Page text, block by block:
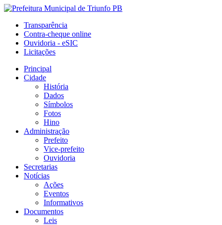
Transparência
Contra-cheque online
Ouvidoria - eSIC
Licitações
Principal
Cidade
História
Dados
Símbolos
Fotos
Hino
Administração
Prefeito
Vice-prefeito
Ouvidoria
Secretarias
Notícias
Ações
Eventos
Informativos
Documentos
Leis